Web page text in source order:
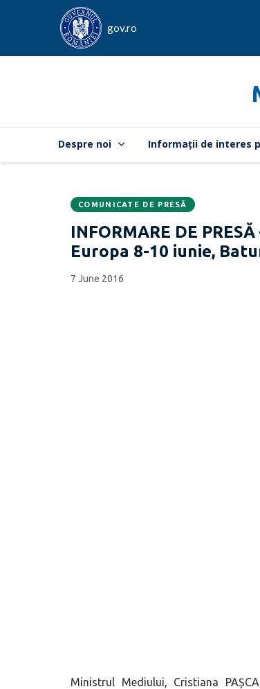
gov.ro
Despre noi Informații de interes
CATEGORIA:
COMUNICATE DE PRESĂ
INFORMARE DE
Europa 8-10 iunie,
Data
publicării:
7 June 2016
Ministrul Mediului, Cristiana